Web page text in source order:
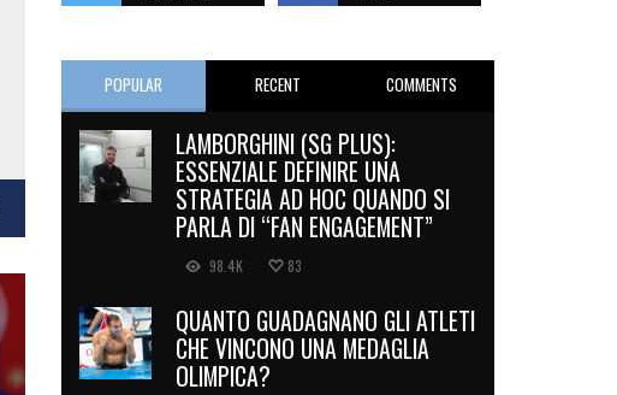
POPULAR RECENT COMMENTS
LAMBORGHINI (SG PLUS):
ESSENZIALE DEFINIRE UNA
STRATEGIA AD HOC QUANDO SI
PARLA DI “FAN ENGAGEMENT”
98.4K 83
QUANTO GUADAGNANO GLI ATLETI
CHE VINCONO UNA MEDAGLIA
OLIMPICA?